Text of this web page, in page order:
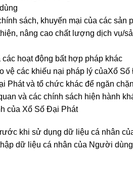
sách, khuyến mại của các sản
nâng cao chất lượng dịch vụ/
hoạt động bất hợp pháp khác
các khiếu nại pháp lý củaXổ
và tổ chức khác để ngăn
và các chính sách hiện hành
của Xổ Số Đại Phát
khi sử dụng dữ liệu cá nhân
dữ liệu cá nhân của Người